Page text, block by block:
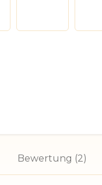
Bewertung (2)